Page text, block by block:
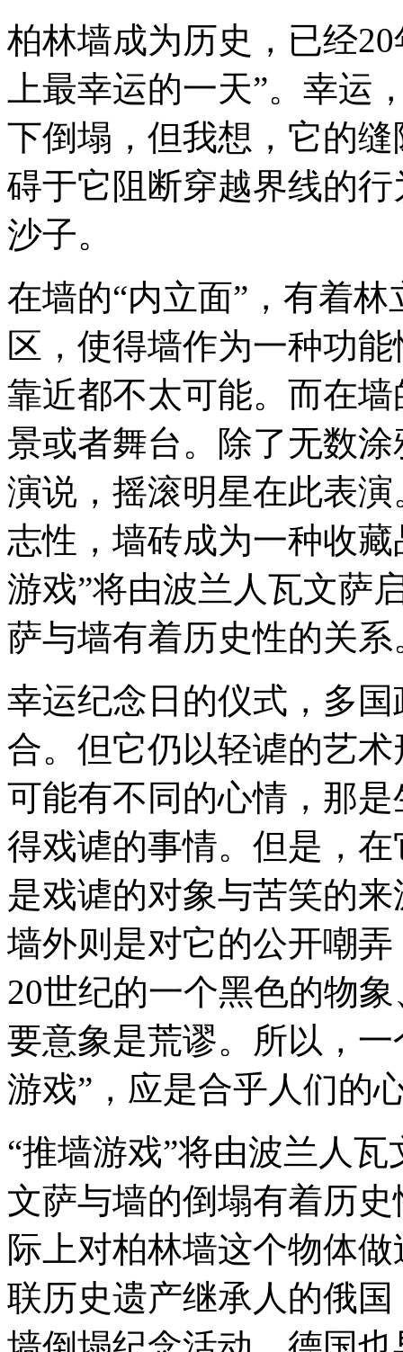
柏林墙成为历史，已经
上最幸运的一天”。幸运
下倒塌，但我想，它的
碍于它阻断穿越界线的
沙子。
在墙的“内立面”，有着
区，使得墙作为一种功
靠近都不太可能。而在
景或者舞台。除了无数
演说，摇滚明星在此表
志性，墙砖成为一种收
游戏”将由波兰人瓦文萨
萨与墙有着历史性的关系
幸运纪念日的仪式，多
合。但它仍以轻谑的艺
可能有不同的心情，那
得戏谑的事情。但是，
是戏谑的对象与苦笑的
墙外则是对它的公开嘲
20世纪的一个黑色的物
要意象是荒谬。所以，
游戏”，应是合乎人们的
“推墙游戏”将由波兰人
文萨与墙的倒塌有着历
际上对柏林墙这个物体
联历史遗产继承人的俄